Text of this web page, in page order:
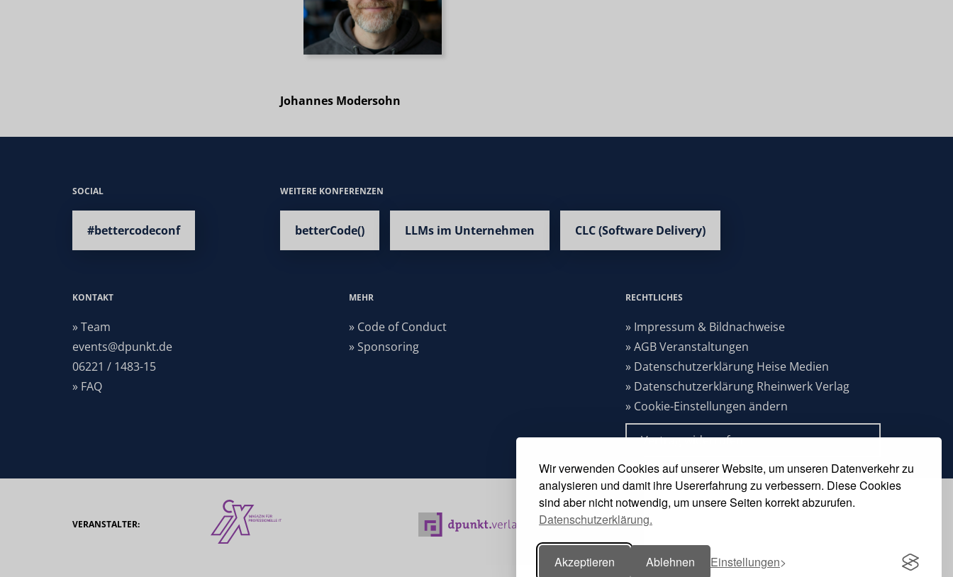
Wir verwenden Cookies auf unserer Website, um unseren Datenverkehr zu
analysieren und damit ihre Usererfahrung zu verbessern. Diese Cookies
sind aber nicht notwendig, um unsere Seiten korrekt abzurufen.
Datenschutzerklärung.
Akzeptieren Ablehnen Einstellungen
Johannes Modersohn
SOCIAL
#bettercodeconf
WEITERE KONFERENZEN
betterCode() LLMs im Unternehmen CLC (Software Delivery)
KONTAKT
» Team
events@dpunkt.de
06221 / 1483-15
» FAQ
MEHR
» Code of Conduct
» Sponsoring
RECHTLICHES
» Impressum & Bildnachweise
» AGB Veranstaltungen
» Datenschutzerklärung Heise Medien
» Datenschutzerklärung Rheinwerk Verlag
» Cookie-Einstellungen ändern
» Vertrag widerrufen
VERANSTALTER: